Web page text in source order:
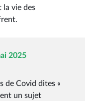
la vie des
2025
de Covid dites «
un sujet